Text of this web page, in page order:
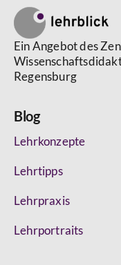
Ein Angebot des
Regensburg
Blog
Lehrkonzepte
Lehrtipps
Lehrpraxis
Lehrportraits